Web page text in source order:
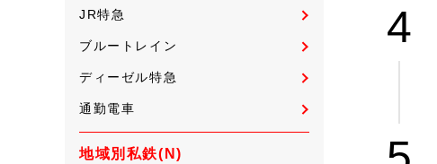
JR特急
ブルートレイン
ディーゼル特急
通勤電車
地域別私鉄(N)
4